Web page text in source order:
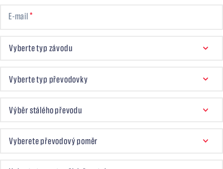
E-mail
Vyberte typ závodu
Vyberte typ převodovky
Výběr stálého převodu
Vyberete převodový poměr